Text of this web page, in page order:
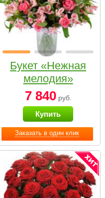
Заказать в один клик
Букет «Нежная
мелодия»
7 840руб.
Купить